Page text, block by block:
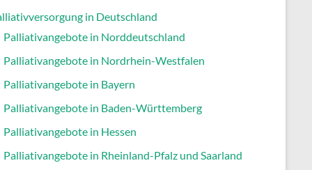
in Deutschland
Palliativangebote in Norddeutschland
Palliativangebote in Nordrhein-Westfalen
Palliativangebote in Bayern
Palliativangebote in Baden-Württemberg
Palliativangebote in Hessen
Palliativangebote in Rheinland-Pfalz und Saarland